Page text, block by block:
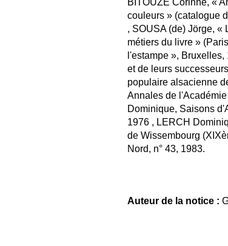
BITOUZE Corinne, «
couleurs » (catalogue
, SOUSA (de) Jörge, «
métiers du livre »
l'estampe »,
et de leurs
populaire alsacienne
Annales de
Dominique, Saisons
1976 , LERCH
de Wissembourg
Nord, n° 43, 1983.
Auteur de la notice :